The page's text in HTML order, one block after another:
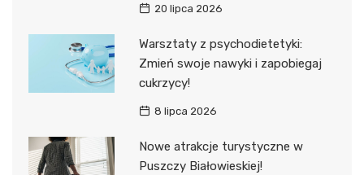
20 lipca 2026
Warsztaty z psychodietetyki:
Zmień swoje nawyki i zapobiegaj
cukrzycy!
8 lipca 2026
Nowe atrakcje turystyczne w
Puszczy Białowieskiej!